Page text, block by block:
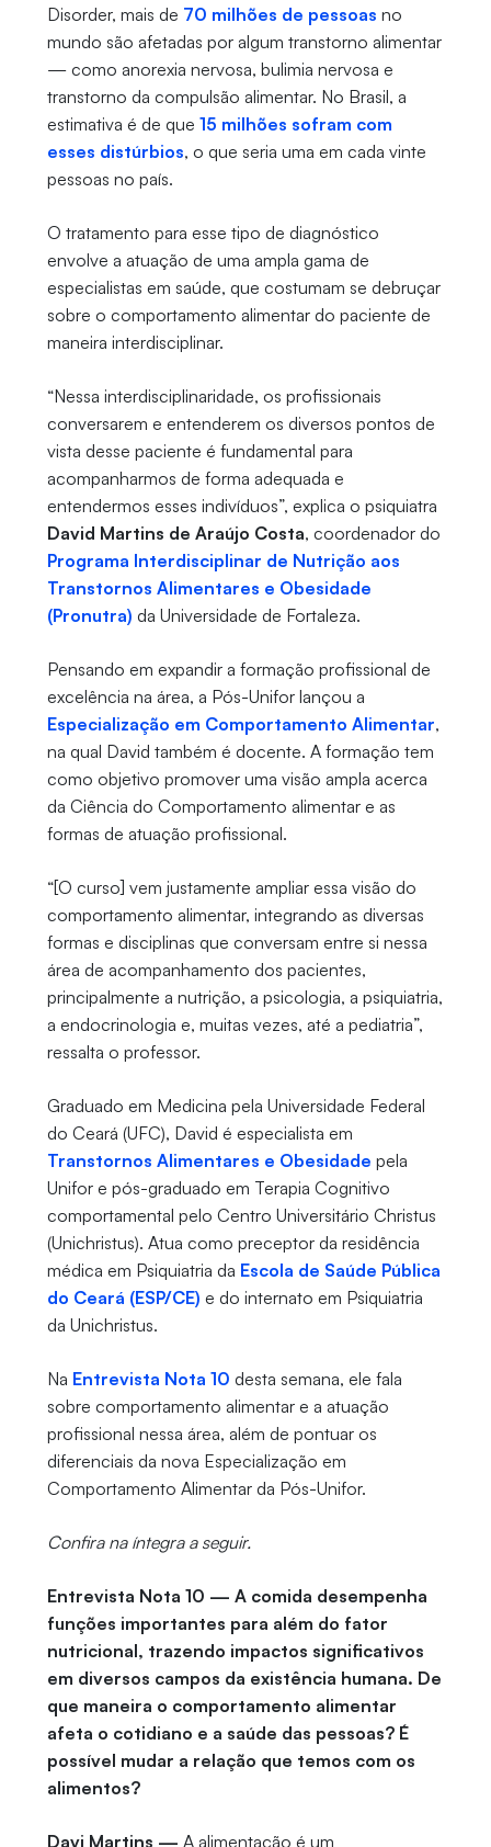
Disorder, mais de 70 milhões de pessoas no
mundo são afetadas por algum transtorno alimentar
— como anorexia nervosa, bulimia nervosa e
transtorno da compulsão alimentar. No Brasil, a
estimativa é de que 15 milhões sofram com
esses distúrbios, o que seria uma em cada vinte
pessoas no país.
O tratamento para esse tipo de diagnóstico
envolve a atuação de uma ampla gama de
especialistas em saúde, que costumam se debruçar
sobre o comportamento alimentar do paciente de
maneira interdisciplinar.
“Nessa interdisciplinaridade, os profissionais
conversarem e entenderem os diversos pontos de
vista desse paciente é fundamental para
acompanharmos de forma adequada e
entendermos esses indivíduos”, explica o psiquiatra
David Martins de Araújo Costa, coordenador do
Programa Interdisciplinar de Nutrição aos
Transtornos Alimentares e Obesidade
(Pronutra) da Universidade de Fortaleza.
Pensando em expandir a formação profissional de
excelência na área, a Pós-Unifor lançou a
Especialização em Comportamento Alimentar,
na qual David também é docente. A formação tem
como objetivo promover uma visão ampla acerca
da Ciência do Comportamento alimentar e as
formas de atuação profissional.
“[O curso] vem justamente ampliar essa visão do
comportamento alimentar, integrando as diversas
formas e disciplinas que conversam entre si nessa
área de acompanhamento dos pacientes,
principalmente a nutrição, a psicologia, a psiquiatria,
a endocrinologia e, muitas vezes, até a pediatria”,
ressalta o professor.
Graduado em Medicina pela Universidade Federal
do Ceará (UFC), David é especialista em
Transtornos Alimentares e Obesidade pela
Unifor e pós-graduado em Terapia Cognitivo
comportamental pelo Centro Universitário Christus
(Unichristus). Atua como preceptor da residência
médica em Psiquiatria da Escola de Saúde Pública
do Ceará (ESP/CE) e do internato em Psiquiatria
da Unichristus.
Na Entrevista Nota 10 desta semana, ele fala
sobre comportamento alimentar e a atuação
profissional nessa área, além de pontuar os
diferenciais da nova Especialização em
Comportamento Alimentar da Pós-Unifor.
Confira na íntegra a seguir.
Entrevista Nota 10 — A comida desempenha
funções importantes para além do fator
nutricional, trazendo impactos significativos
em diversos campos da existência humana. De
que maneira o comportamento alimentar
afeta o cotidiano e a saúde das pessoas? É
possível mudar a relação que temos com os
alimentos?
Davi Martins — A alimentação é um